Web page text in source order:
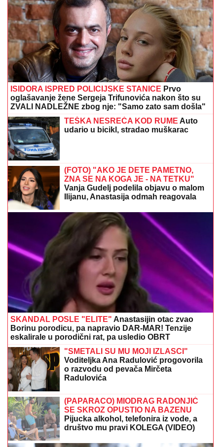
ISIDORA ISPRED POLICIJSKE STANICE Prvo
oglašavanje žene Sergeja Trifunovića nakon što su
ZVALI NADLEŽNE zbog nje: "Samo zato sam došla"
TEŠKA NESREĆA KOD RUME Auto
udario u bicikl, stradao muškarac
(FOTO) "AKO JE DETE PAMETNO,
ZNA SE NA KOGA JE - NA TETKU"
Vanja Gudelj podelila objavu o malom
Ilijanu, Anastasija odmah reagovala
SKANDAL POSLE "ELITE" Anastasijin otac zvao
Borinu porodicu, pa napravio DAR-MAR! Tenzije
eskalirale u porodični rat, pa usledio OBRT
"SMETALI SU MU MOJI IZLASCI"
Voditeljka Ana Radulović progovorila
o razvodu od pevača Mirčeta
Radulovića
(PAPARACO) MIODRAG RADONJIĆ
SE SKROZ OPUSTIO NA BAZENU
Pijucka alkohol, telefonira iz vode, a
društvo mu pravi KOLEGA (VIDEO)